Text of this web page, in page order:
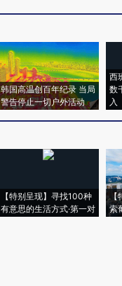
韩国高温创百年纪录 当局
警告停止一切户外活动
西
数
入
【特别呈现】寻找100种
有意思的生活方式·第一对
【
索